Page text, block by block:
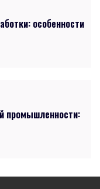
особенности
промышленности: